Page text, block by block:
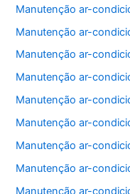
Manutenção ar-
Manutenção ar-
Manutenção ar-
Manutenção ar-
Manutenção ar-
Manutenção ar-
Manutenção ar-
Manutenção ar-
Manutenção ar-